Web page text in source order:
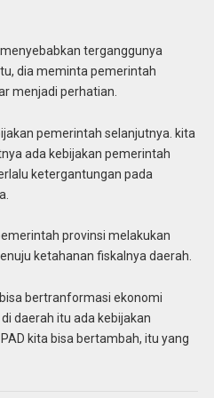
terganggunya
dia meminta pemerintah
menjadi perhatian.
pemerintah selanjutnya. kita
ada kebijakan pemerintah
ketergantungan pada
provinsi melakukan
ketahanan fiskalnya daerah.
bertranformasi ekonomi
daerah itu ada kebijakan
kita bisa bertambah, itu yang